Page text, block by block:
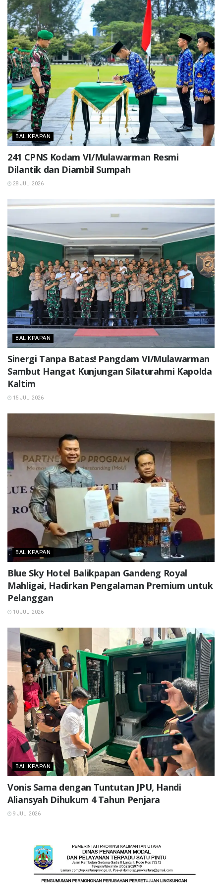
BALIKPAPAN
241 CPNS Kodam VI/Mulawarman Resmi
Dilantik dan Diambil Sumpah
28 JULI 2026
BALIKPAPAN
Sinergi Tanpa Batas! Pangdam VI/Mulawarman
Sambut Hangat Kunjungan Silaturahmi Kapolda
Kaltim
15 JULI 2026
BALIKPAPAN
Blue Sky Hotel Balikpapan Gandeng Royal
Mahligai, Hadirkan Pengalaman Premium untuk
Pelanggan
10 JULI 2026
BALIKPAPAN
Vonis Sama dengan Tuntutan JPU, Handi
Aliansyah Dihukum 4 Tahun Penjara
9 JULI 2026